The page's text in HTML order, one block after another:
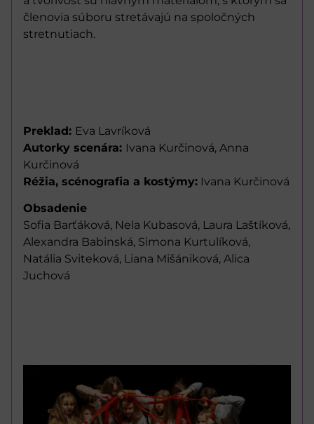
členovia súboru stretávajú na spoločných
stretnutiach.
Preklad: Eva Lavríková
Autorky scenára: Ivana Kurčinová, Anna
Kurčinová
Réžia, scénografia a kostýmy: Ivana Kurčinová
Obsadenie
Sofia Barťáková, Nela Kubasová, Laura Laštíková,
Alexandra Babinská, Simona Kurtulíková,
Natália Sviteková, Liana Mišániková, Alica
Juchová